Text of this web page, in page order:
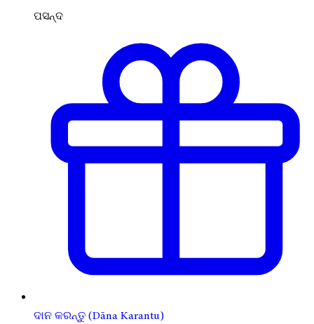
ପସନ୍ଦ
ଦାନ କରନ୍ତୁ (Dāna Karantu)